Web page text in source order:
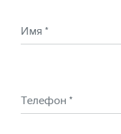
Имя *
Телефон *